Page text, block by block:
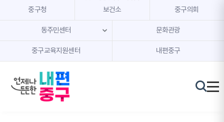
본문 내용 바로가기
주메뉴 바로가기
중구청 보건소 중구의회
동주민센터 문화관광
중구교육지원센터 내편중구